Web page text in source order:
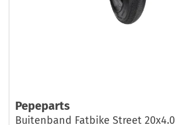
Pepeparts
Buitenband Fatbike Street 20x4.0